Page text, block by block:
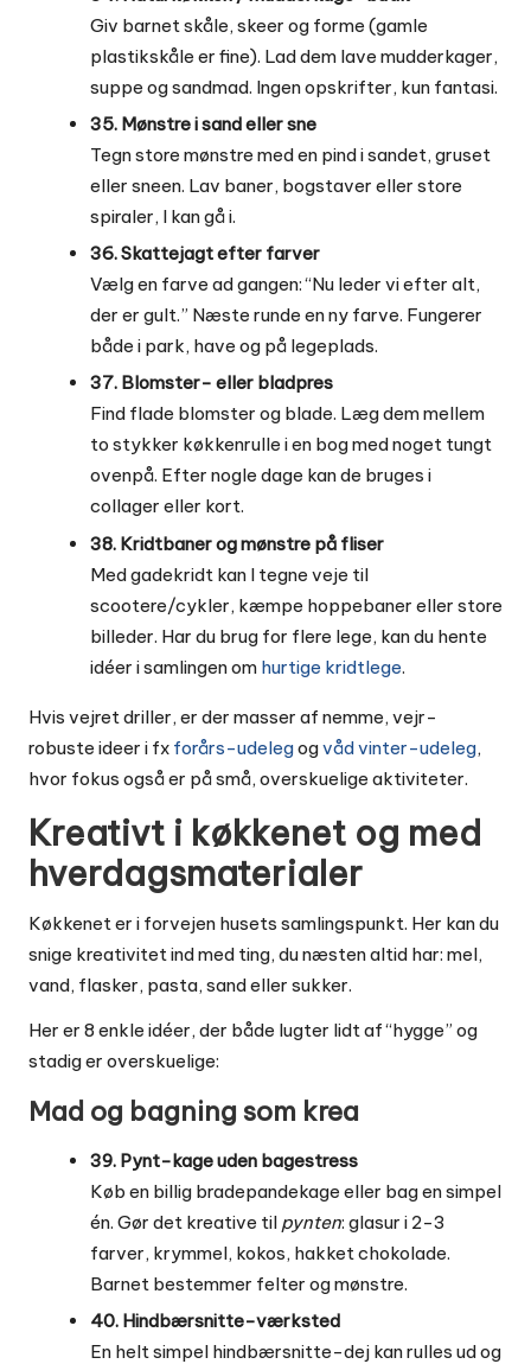
Giv barnet skåle, skeer og forme (gamle
plastikskåle er fine). Lad dem lave mudderkager,
suppe og sandmad. Ingen opskrifter, kun fantasi.
35. Mønstre i sand eller sne
Tegn store mønstre med en pind i sandet, gruset
eller sneen. Lav baner, bogstaver eller store
spiraler, I kan gå i.
36. Skattejagt efter farver
Vælg en farve ad gangen: “Nu leder vi efter alt,
der er gult.” Næste runde en ny farve. Fungerer
både i park, have og på legeplads.
37. Blomster- eller bladpres
Find flade blomster og blade. Læg dem mellem
to stykker køkkenrulle i en bog med noget tungt
ovenpå. Efter nogle dage kan de bruges i
collager eller kort.
38. Kridtbaner og mønstre på fliser
Med gadekridt kan I tegne veje til
scootere/cykler, kæmpe hoppebaner eller store
billeder. Har du brug for flere lege, kan du hente
idéer i samlingen om hurtige kridtlege.
Hvis vejret driller, er der masser af nemme, vejr-
robuste ideer i fx forårs-udelegogvåd vinter-udeleg,
hvor fokus også er på små, overskuelige aktiviteter.
Kreativt i køkkenet og med
hverdagsmaterialer
Køkkenet er i forvejen husets samlingspunkt. Her kan du
snige kreativitet ind med ting, du næsten altid har: mel,
vand, flasker, pasta, sand eller sukker.
Her er 8 enkle idéer, der både lugter lidt af “hygge” og
stadig er overskuelige:
Mad og bagning som krea
39. Pynt-kage uden bagestress
Køb en billig bradepandekage eller bag en simpel
én. Gør det kreative til pynten: glasur i 2-3
farver, krymmel, kokos, hakket chokolade.
Barnet bestemmer felter og mønstre.
40. Hindbærsnitte-værksted
En helt simpel hindbærsnitte-dej kan rulles ud og